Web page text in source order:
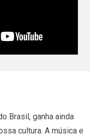
Brasil, ganha ainda
cultura. A música e